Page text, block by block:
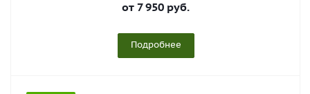
от 7 950 руб.
Подробнее